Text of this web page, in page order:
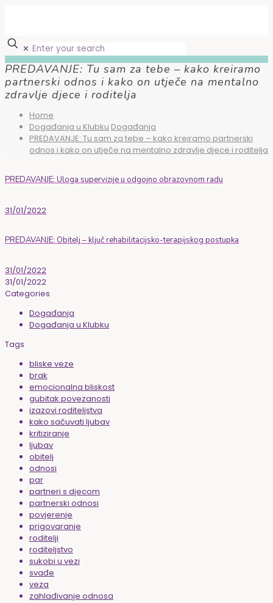
✕
PREDAVANJE: Tu sam za tebe – kako kreiramo
partnerski odnos i kako on utječe na mentalno
zdravlje djece i roditelja
Home
Događanja u Klubku Događanja
PREDAVANJE: Tu sam za tebe – kako kreiramo partnerski
odnos i kako on utječe na mentalno zdravlje djece i roditelja
PREDAVANJE: Uloga supervizije u odgojno obrazovnom radu
31/01/2022
PREDAVANJE: Obitelj – ključ rehabilitacijsko-terapijskog postupka
31/01/2022
31/01/2022
Categories
Događanja
Događanja u Klubku
Tags
bliske veze
brak
emocionalna bliskost
gubitak povezanosti
izazovi roditeljstva
kako sačuvati ljubav
kritiziranje
ljubav
obitelj
odnosi
par
partneri s djecom
partnerski odnosi
povjerenje
prigovaranje
roditelji
roditeljstvo
sukobi u vezi
svađe
veza
zahlađivanje odnosa